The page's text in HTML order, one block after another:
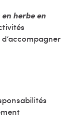
herbe en